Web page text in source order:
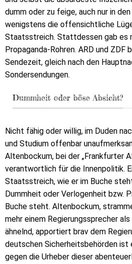
dumm oder zu feige, auch nur in
wenigstens die offensichtliche
Staatsstreich. Stattdessen gab es
Propaganda-Rohren. ARD und ZDF
Sendezeit, gleich nach den
Sondersendungen.
Dummheit oder böse Absicht?
Nicht fähig oder willig, im Duden
und Studium offenbar
Altenbockum, bei der „Frankfurter
verantwortlich für die Innenpolitik.
Staatsstreich, wie er im Buche
Dummheit oder Verlogenheit bzw.
Buche steht. Altenbockum,
mehr einem Regierungssprecher
ähnelnd, apportiert brav dem
deutschen Sicherheitsbehörden ist
gegen die Urheber dieser